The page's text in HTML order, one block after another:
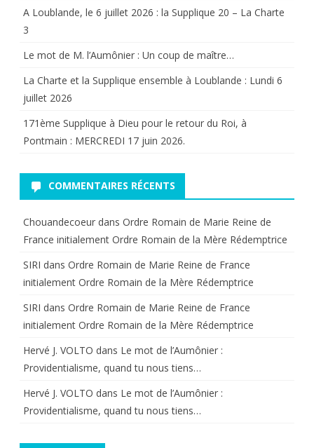
A Loublande, le 6 juillet 2026 : la Supplique 20 – La Charte
3
Le mot de M. l’Aumônier : Un coup de maître…
La Charte et la Supplique ensemble à Loublande : Lundi 6
juillet 2026
171ème Supplique à Dieu pour le retour du Roi, à
Pontmain : MERCREDI 17 juin 2026.
COMMENTAIRES RÉCENTS
Chouandecoeur dans Ordre Romain de Marie Reine de
France initialement Ordre Romain de la Mère Rédemptrice
SIRI dans Ordre Romain de Marie Reine de France
initialement Ordre Romain de la Mère Rédemptrice
SIRI dans Ordre Romain de Marie Reine de France
initialement Ordre Romain de la Mère Rédemptrice
Hervé J. VOLTO dans Le mot de l’Aumônier :
Providentialisme, quand tu nous tiens…
Hervé J. VOLTO dans Le mot de l’Aumônier :
Providentialisme, quand tu nous tiens…